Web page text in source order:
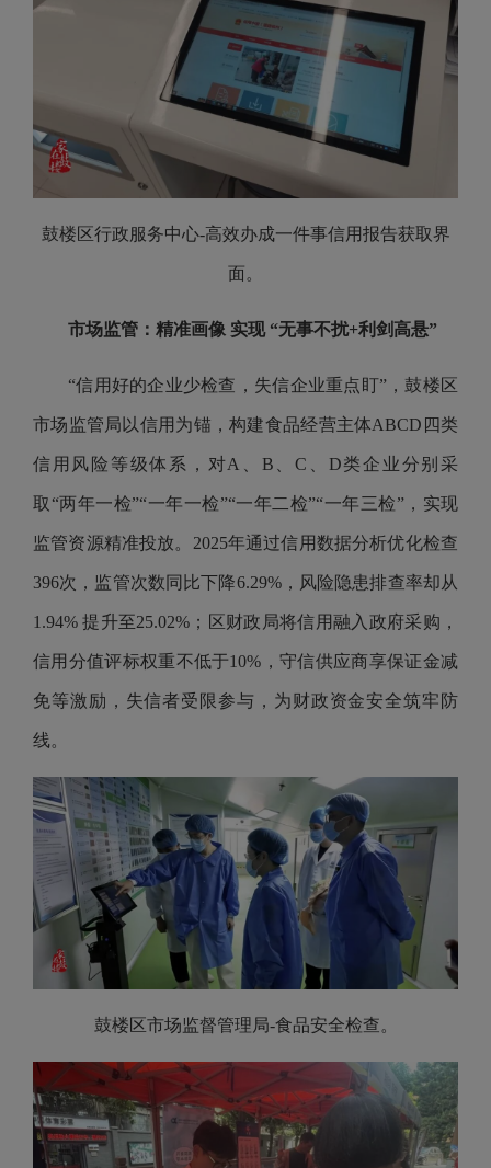
鼓楼区行政服务中心-高效办成一件事信用报告获取界
面。
市场监管：精准画像 实现 “无事不扰+利剑高悬”
“信用好的企业少检查，失信企业重点盯”，鼓楼区
市场监管局以信用为锚，构建食品经营主体ABCD四类
信用风险等级体系，对A、B、C、D类企业分别采
取“两年一检”“一年一检”“一年二检”“一年三检”，实现
监管资源精准投放。2025年通过信用数据分析优化检查
396次，监管次数同比下降6.29%，风险隐患排查率却从
1.94% 提升至25.02%；区财政局将信用融入政府采购，
信用分值评标权重不低于10%，守信供应商享保证金减
免等激励，失信者受限参与，为财政资金安全筑牢防
线。
鼓楼区市场监督管理局-食品安全检查。